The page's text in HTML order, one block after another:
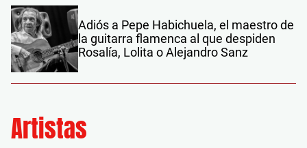
Adiós a Pepe Habichuela, el maestro de
la guitarra flamenca al que despiden
Rosalía, Lolita o Alejandro Sanz
Artistas